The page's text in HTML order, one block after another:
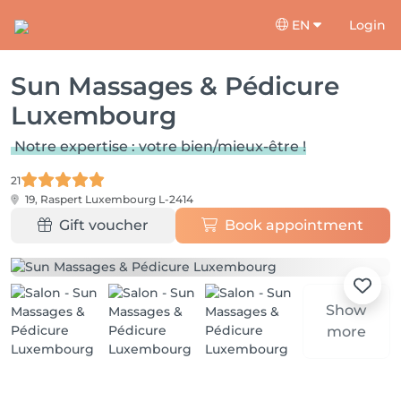
EN Login
Sun Massages & Pédicure
Luxembourg
Notre expertise : votre bien/mieux-être !
21
19, Raspert Luxembourg L-2414
Gift voucher Book appointment
Show
more